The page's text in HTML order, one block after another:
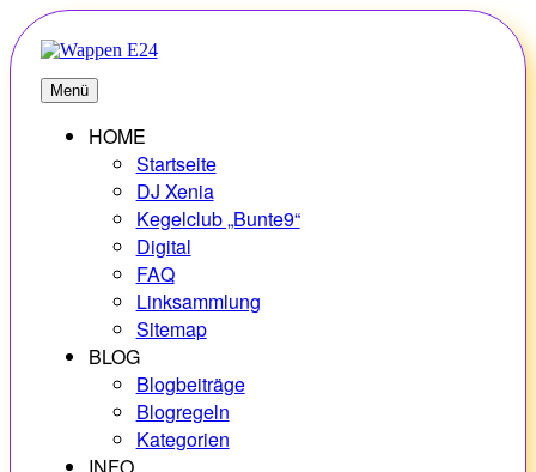
Zum
Inhalt
springen
E24
Erlebnisse – Hobbys – Vielfalt
Menü
HOME
Startseite
DJ Xenia
Kegelclub „Bunte9“
Digital
FAQ
Linksammlung
Sitemap
BLOG
Blogbeiträge
Blogregeln
Kategorien